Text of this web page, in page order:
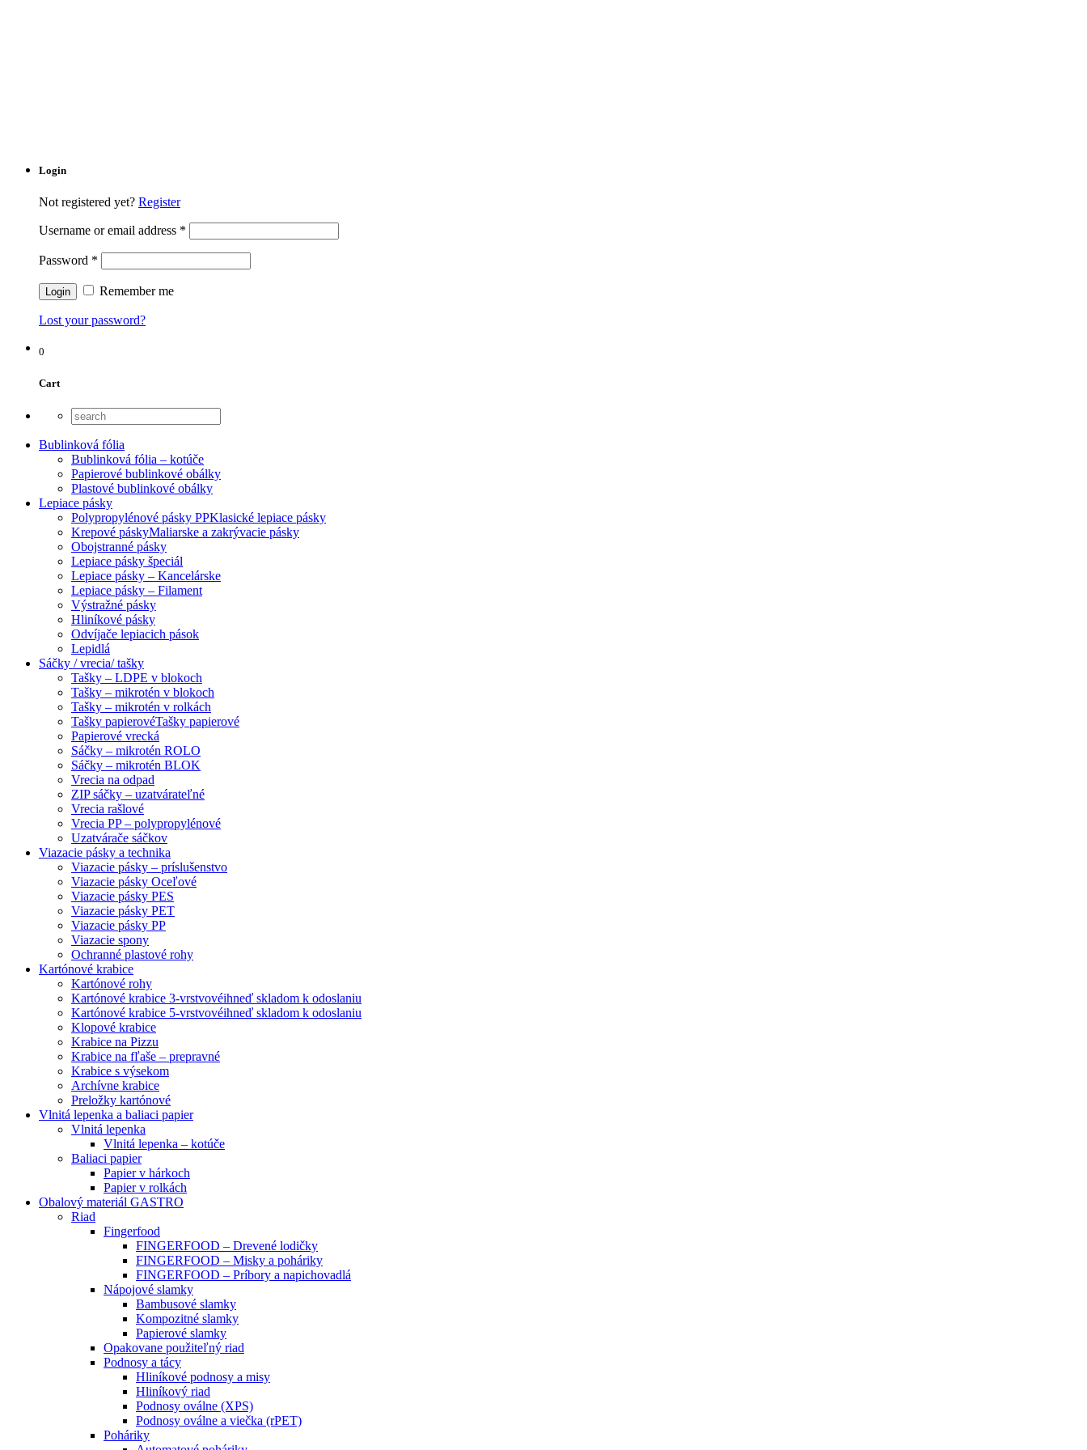
Login
Not registered yet? Register
Username or email address *
Password *
Remember me
Lost your password?
0
Cart
Bublinková fólia
Bublinková fólia – kotúče
Papierové bublinkové obálky
Plastové bublinkové obálky
Lepiace pásky
Polypropylénové pásky PPKlasické lepiace pásky
Krepové páskyMaliarske a zakrývacie pásky
Obojstranné pásky
Lepiace pásky špeciál
Lepiace pásky – Kancelárske
Lepiace pásky – Filament
Výstražné pásky
Hliníkové pásky
Odvíjače lepiacich pások
Lepidlá
Sáčky / vrecia/ tašky
Tašky – LDPE v blokoch
Tašky – mikrotén v blokoch
Tašky – mikrotén v rolkách
Tašky papierovéTašky papierové
Papierové vrecká
Sáčky – mikrotén ROLO
Sáčky – mikrotén BLOK
Vrecia na odpad
ZIP sáčky – uzatvárateľné
Vrecia rašlové
Vrecia PP – polypropylénové
Uzatvárače sáčkov
Viazacie pásky a technika
Viazacie pásky – príslušenstvo
Viazacie pásky Oceľové
Viazacie pásky PES
Viazacie pásky PET
Viazacie pásky PP
Viazacie spony
Ochranné plastové rohy
Kartónové krabice
Kartónové rohy
Kartónové krabice 3-vrstvovéihneď skladom k odoslaniu
Kartónové krabice 5-vrstvovéihneď skladom k odoslaniu
Klopové krabice
Krabice na Pizzu
Krabice na fľaše – prepravné
Krabice s výsekom
Archívne krabice
Preložky kartónové
Vlnitá lepenka a baliaci papier
Vlnitá lepenka
Vlnitá lepenka – kotúče
Baliaci papier
Papier v hárkoch
Papier v rolkách
Obalový materiál GASTRO
Riad
Fingerfood
FINGERFOOD – Drevené lodičky
FINGERFOOD – Misky a poháriky
FINGERFOOD – Príbory a napichovadlá
Nápojové slamky
Bambusové slamky
Kompozitné slamky
Papierové slamky
Opakovane použiteľný riad
Podnosy a tácy
Hliníkové podnosy a misy
Hliníkový riad
Podnosy oválne (XPS)
Podnosy oválne a viečka (rPET)
Poháriky